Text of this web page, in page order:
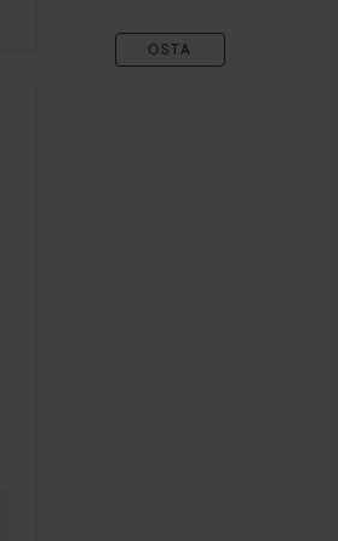
OSTA